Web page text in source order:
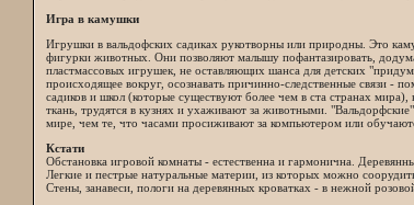
Игра в камушки
Игрушки в вальдофских садиках рукотворны или природны. Это
фигурки животных. Они позволяют малышу пофантазировать,
пластмассовых игрушек, не оставляющих шанса для детских
происходящее вокруг, осознавать причинно-следственные связи -
садиков и школ (которые существуют более чем в ста странах
ткань, трудятся в кузнях и ухаживают за животными.
мире, чем те, что часами просиживают за компьютером или
Кстати
Обстановка игровой комнаты - естественна и гармонична.
Легкие и пестрые натуральные материи, из которых можно
Стены, занавеси, пологи на деревянных кроватках - в нежной